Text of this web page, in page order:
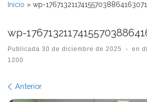
Inicio » wp-
wp-
Publicada 30 de diciembre de 2025 - en
1200
Navegación de imágenes
Anterior